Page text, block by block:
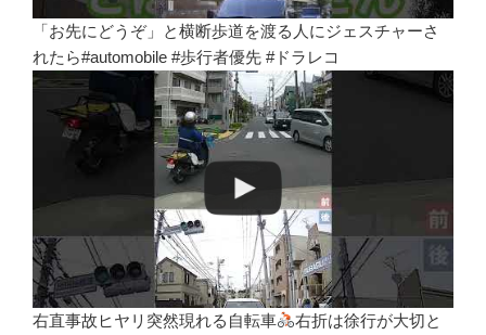
「お先にどうぞ」と横断歩道を渡る人にジェスチャーさ
れたら#automobile #歩行者優先 #ドラレコ
右直事故ヒヤリ突然現れる自転車
右折は徐行が大切と